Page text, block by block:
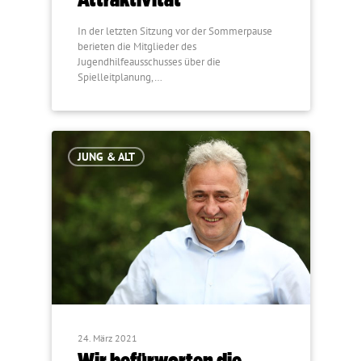
In der letzten Sitzung vor der Sommerpause
berieten die Mitglieder des
Jugendhilfeausschusses über die
Spielleitplanung,…
JUNG & ALT
24. März 2021